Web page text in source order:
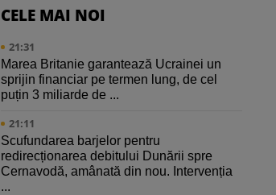
CELE MAI NOI
21:31
Marea Britanie garantează Ucrainei un
sprijin financiar pe termen lung, de cel
puțin 3 miliarde de ...
21:11
Scufundarea barjelor pentru
redirecționarea debitului Dunării spre
Cernavodă, amânată din nou. Intervenția
...